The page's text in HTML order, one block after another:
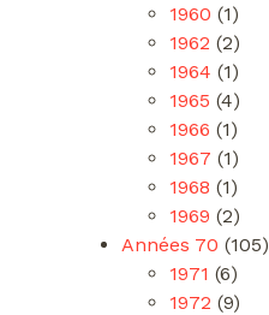
1960 (1)
1962 (2)
1964 (1)
1965 (4)
1966 (1)
1967 (1)
1968 (1)
1969 (2)
Années 70 (105)
1971 (6)
1972 (9)